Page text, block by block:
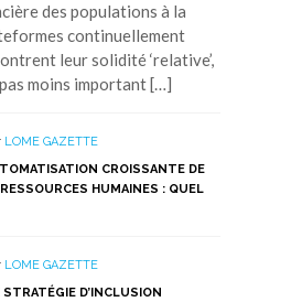
des populations à la
continuellement
leur solidité ‘relative’,
pas moins important […]
LOME GAZETTE
CROISSANTE DE
HUMAINES : QUEL
LOME GAZETTE
D’INCLUSION